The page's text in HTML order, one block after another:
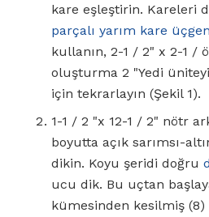
kare eşleştirin. Kareleri
parçalı yarım kare
kullanın, 2-1 / 2" x 2-1 /
oluşturma 2 "Yedi
için tekrarlayın (Şekil 1).
1-1 / 2 "x 12-1 / 2" nötr
boyutta açık sarımsı-
dikin. Koyu şeridi doğru
ucu dik. Bu uçtan
kümesinden kesilmiş